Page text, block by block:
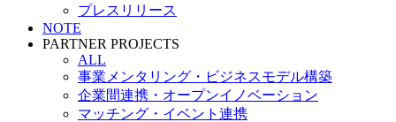
プレスリリース
NOTE
PARTNER PROJECTS
ALL
事業メンタリング・ビジネスモデル構築
企業間連携・オープンイノベーション
マッチング・イベント連携